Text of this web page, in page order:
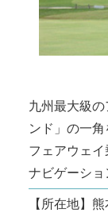
九州最大級
ンド」の一
フェアウェ
ナビゲーショ
【所在地】